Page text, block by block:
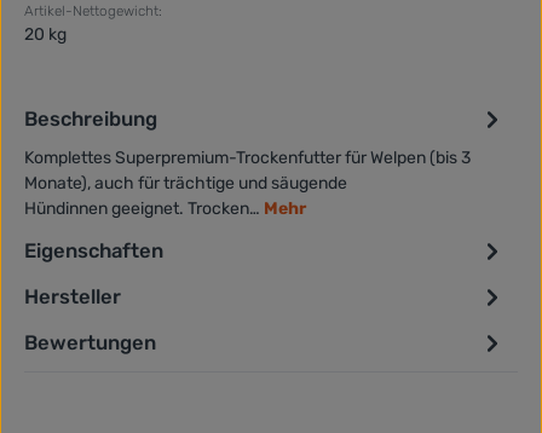
Artikel-Nettogewicht:
20 kg
Beschreibung
Komplettes Superpremium-Trockenfutter für Welpen (bis 3
Monate), auch für trächtige und säugende
Hündinnen geeignet. Trocken… Mehr
Eigenschaften
Hersteller
Bewertungen